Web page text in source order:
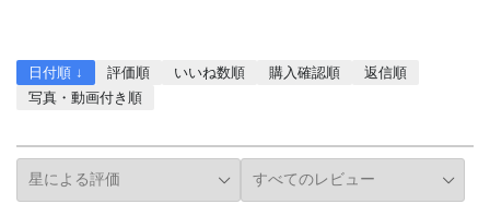
日付順 ↓ 評価順 いいね数順 購入確認順
返信順
写真・動画付き順